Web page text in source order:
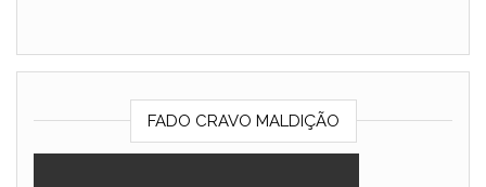
FADO CRAVO MALDIÇÃO